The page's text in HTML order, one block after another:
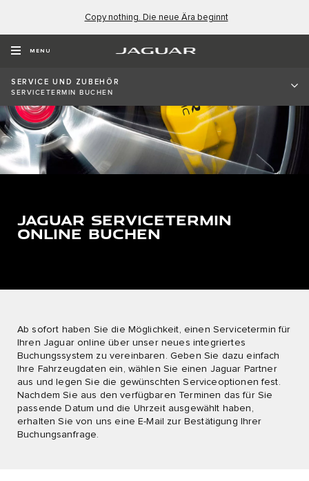
Copy nothing. Die neue Ära beginnt
MENU
SERVICE UND ZUBEHÖR
SERVICETERMIN BUCHEN
JAGUAR SERVICETERMIN
ONLINE BUCHEN
Ab sofort haben Sie die Möglichkeit, einen Servicetermin für
Ihren Jaguar online über unser neues integriertes
Buchungssystem zu vereinbaren. Geben Sie dazu einfach
Ihre Fahrzeugdaten ein, wählen Sie einen Jaguar Partner
aus und legen Sie die gewünschten Serviceoptionen fest.
Nachdem Sie aus den verfügbaren Terminen das für Sie
passende Datum und die Uhrzeit ausgewählt haben,
erhalten Sie von uns eine E-Mail zur Bestätigung Ihrer
Buchungsanfrage.